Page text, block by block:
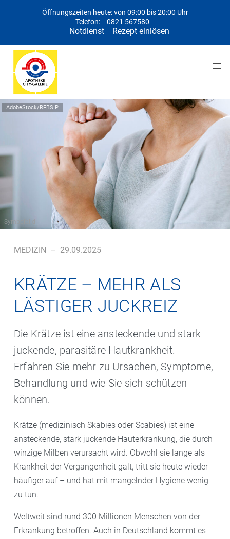
Öffnungszeiten heute: von 09:00 bis 20:00 Uhr
Telefon:
0821 567580
Notdienst Rezept einlösen
AdobeStock/RFBSIP
Symbolbild
MEDIZIN – 29.09.2025
KRÄTZE – MEHR ALS
LÄSTIGER JUCKREIZ
Die Krätze ist eine ansteckende und stark
juckende, parasitäre Hautkrankheit.
Erfahren Sie mehr zu Ursachen, Symptome,
Behandlung und wie Sie sich schützen
können.
Krätze (medizinisch Skabies oder Scabies) ist eine
ansteckende, stark juckende Hauterkrankung, die durch
winzige Milben verursacht wird. Obwohl sie lange als
Krankheit der Vergangenheit galt, tritt sie heute wieder
häufiger auf – und hat mit mangelnder Hygiene wenig
zu tun.
Weltweit sind rund 300 Millionen Menschen von der
Erkrankung betroffen. Auch in Deutschland kommt es